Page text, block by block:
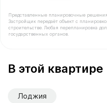
Представленные планировочные
Застройщик передаёт объект с
строительстве. Любая перепланировка
государственных органов.
В этой квартире
Лоджия